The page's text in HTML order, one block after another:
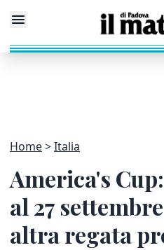
Home Italia
America's
al 27
altra regata